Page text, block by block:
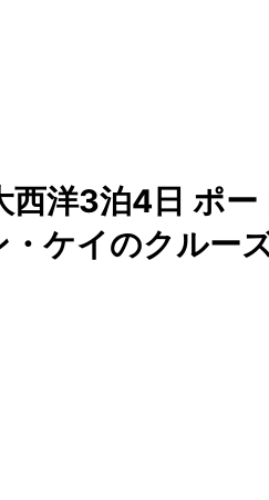
洋3泊4日 ポ
・ケイのクルー